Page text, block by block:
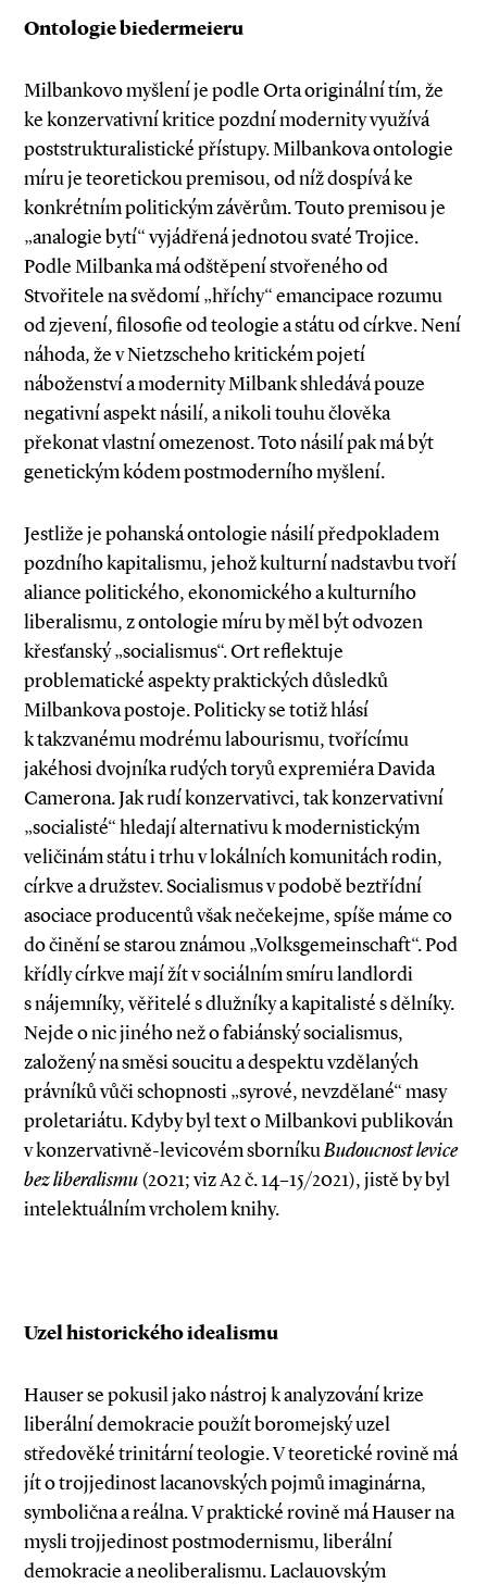
Ontologie biedermeieru
Milbankovo myšlení je podle Orta originální tím, že
ke konzervativní kritice pozdní modernity využívá
poststrukturalistické přístupy. Milbankova ontologie
míru je teoretickou premisou, od níž dospívá ke
konkrétním politickým závěrům. Touto premisou je
„analogie bytí“ vyjádřená jednotou svaté Trojice.
Podle Milbanka má odštěpení ­stvořeného od
Stvořitele na svědomí „hříchy“ emancipace rozumu
od zjevení, filosofie od teologie a státu od církve. Není
náhoda, že v Nie­tzscheho kritickém pojetí
náboženství a modernity Milbank shledává pouze
negativní aspekt násilí, a nikoli touhu člověka
překonat vlastní omezenost. Toto násilí pak má být
genetickým kódem postmoderního myšlení.
Jestliže je pohanská ontologie násilí předpokladem
pozdního kapitalismu, jehož kulturní nadstavbu tvoří
aliance politického, ekonomického a kulturního
liberalismu, z ontologie míru by měl být odvozen
křesťanský „socialismus“. Ort reflektuje
problematické aspekty praktických důsledků
Milbankova postoje. Politicky se totiž hlásí
k takzvanému modrému labourismu, tvořícímu
jakéhosi dvojníka rudých toryů expremiéra Davida
Camerona. Jak rudí konzervativci, tak konzervativní
„socialisté“ hledají alternativu k modernistickým
veličinám státu i trhu v lokálních komunitách rodin,
církve a družstev. Socialismus v podobě beztřídní
asociace producentů však nečekejme, spíše máme co
do činění se starou známou „Volksgemeinschaft“. Pod
křídly církve mají žít v sociálním smíru landlordi
s nájemníky, věřitelé s dlužníky a kapitalisté s dělníky.
Nejde o nic jiného než o fabián­ský socialismus,
založený na směsi soucitu a despektu vzdělaných
právníků vůči schopnosti „syrové, nevzdělané“ masy
proletariátu. Kdyby byl text o Milbankovi publikován
v konzervativně­-levicovém sborníkuBudoucnost levice
bez liberalismu(2021; viz A2 č. 14–15/2021), jistě by byl
intelektuálním vrcholem knihy.
Uzel historického idealismu
Hauser se pokusil jako nástroj k analyzování krize
liberální demokracie použít boromejský uzel
středověké trinitární teologie. V teoretické rovině má
jít o trojjedinost lacanovských pojmů imaginárna,
symbolična a reálna. V praktické rovině má Hauser na
mysli trojjedinost postmodernismu, liberální
demokracie a neoliberalismu. Laclauovským